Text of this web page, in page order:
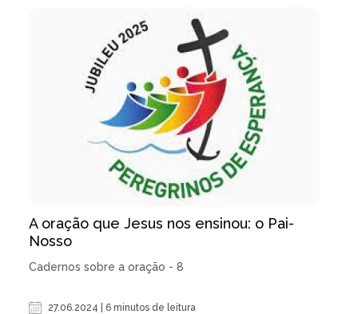
A oração que Jesus nos ensinou: o Pai-
Nosso
Cadernos sobre a oração - 8
27.06.2024 | 6 minutos de leitura